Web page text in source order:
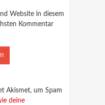
Website in diesem
Kommentar
Akismet, um Spam
deine